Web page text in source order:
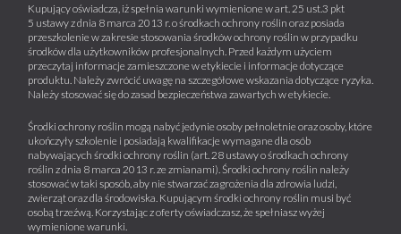
Kupujący oświadcza, iż spełnia warunki wymienione w art. 25 ust.3 pkt
5 ustawy z dnia 8 marca 2013 r. o środkach ochrony roślin oraz posiada
przeszkolenie w zakresie stosowania środków ochrony roślin w przypadku
środków dla użytkowników profesjonalnych. Przed każdym użyciem
przeczytaj informacje zamieszczone w etykiecie i informacje dotyczące
produktu. Należy zwrócić uwagę na szczegółowe wskazania dotyczące ryzyka.
Należy stosować się do zasad bezpieczeństwa zawartych w etykiecie.
Środki ochrony roślin mogą nabyć jedynie osoby pełnoletnie oraz osoby, które
ukończyły szkolenie i posiadają kwalifikacje wymagane dla osób
nabywających środki ochrony roślin (art. 28 ustawy o środkach ochrony
roślin z dnia 8 marca 2013 r. ze zmianami). Środki ochrony roślin należy
stosować w taki sposób, aby nie stwarzać zagrożenia dla zdrowia ludzi,
zwierząt oraz dla środowiska. Kupującym środki ochrony roślin musi być
osobą trzeźwą. Korzystając z oferty oświadczasz, że spełniasz wyżej
wymienione warunki.